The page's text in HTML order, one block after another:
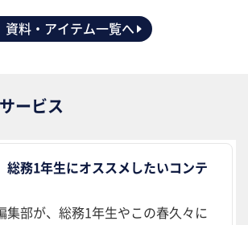
資料・アイテム一覧へ
ービス
総務1年生にオススメしたいコンテ
集部が、総務1年生やこの春久々に